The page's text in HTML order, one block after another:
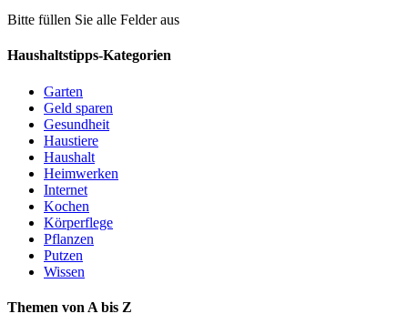
Bitte füllen Sie alle Felder aus
Haushaltstipps-Kategorien
Garten
Geld sparen
Gesundheit
Haustiere
Haushalt
Heimwerken
Internet
Kochen
Körperflege
Pflanzen
Putzen
Wissen
Themen von A bis Z